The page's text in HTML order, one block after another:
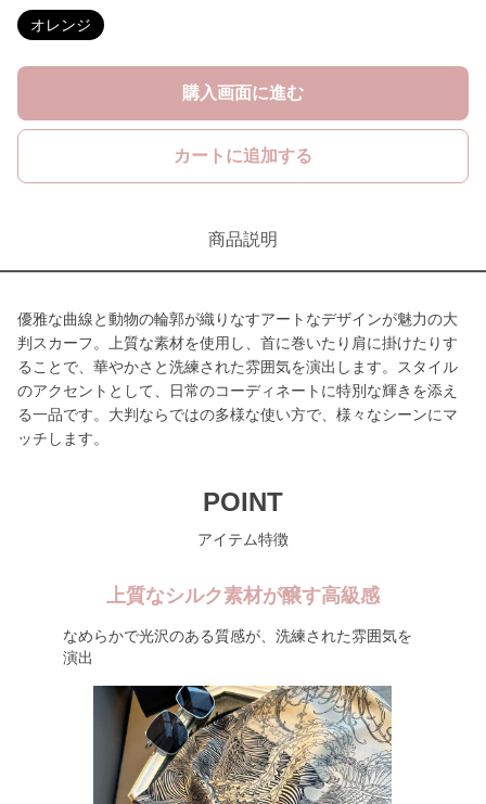
オレンジ
購入画面に進む
カートに追加する
商品説明
優雅な曲線と動物の輪郭が織りなすアートなデザインが魅力の大
判スカーフ。上質な素材を使用し、首に巻いたり肩に掛けたりす
ることで、華やかさと洗練された雰囲気を演出します。スタイル
のアクセントとして、日常のコーディネートに特別な輝きを添え
る一品です。大判ならではの多様な使い方で、様々なシーンにマ
ッチします。
POINT
アイテム特徴
上質なシルク素材が醸す高級感
なめらかで光沢のある質感が、洗練された雰囲気を
演出